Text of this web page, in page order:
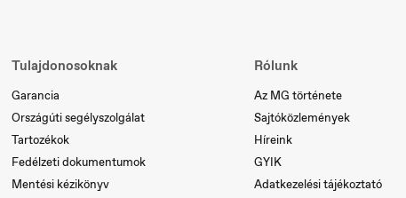
Tulajdonosoknak
Garancia
Országúti segélyszolgálat
Tartozékok
Fedélzeti dokumentumok
Mentési kézikönyv
Rólunk
Az MG története
Sajtóközlemények
Híreink
GYIK
Adatkezelési tájékoztató